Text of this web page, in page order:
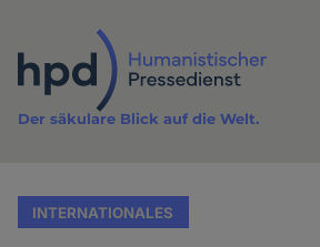
Inhalt
Der säkulare Blick auf die Welt.
INTERNATIONALES